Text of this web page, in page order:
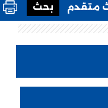
متقدم